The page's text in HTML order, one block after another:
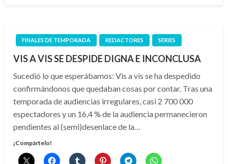
FINALES DE TEMPORADA REDACTORES SERIES
VIS A VIS SE DESPIDE DIGNA E INCONCLUSA
Sucedió lo que esperábamos: Vis a vis se ha despedido
confirmándonos que quedaban cosas por contar. Tras una
temporada de audiencias irregulares, casi 2 700 000
espectadores y un 16,4 % de la audiencia permanecieron
pendientes al (semi)desenlace de la…
¡Compártelo!